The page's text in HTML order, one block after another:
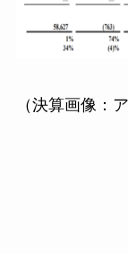
（決算画像：